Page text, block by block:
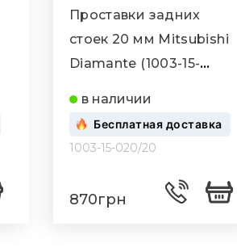
Проставки задних
стоек 20 мм Mitsubishi
Diamante (1003-15-
в наличии
Бесплатная доставка
1003-15-020/20
870грн